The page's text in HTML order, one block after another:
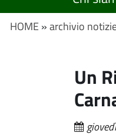
HOME »archivio
Un